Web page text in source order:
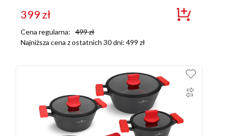
399zł
Cena regularna: 499zł
Najniższa cena z ostatnich 30 dni:499 zł